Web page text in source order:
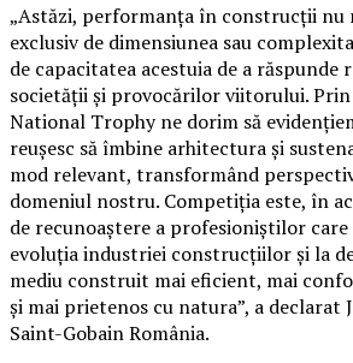
„Astăzi, performanța în construcții nu
exclusiv de dimensiunea sau
de capacitatea acestuia de a răspunde
societății și provocărilor viitorului.
National Trophy ne dorim să
reușesc să îmbine arhitectura și
mod relevant, transformând
domeniul nostru. Competiția este, în
de recunoaștere a profesioniștilor
evoluția industriei construcțiilor și la
mediu construit mai eficient, mai
și mai prietenos cu natura”, a declarat
Saint-Gobain România.